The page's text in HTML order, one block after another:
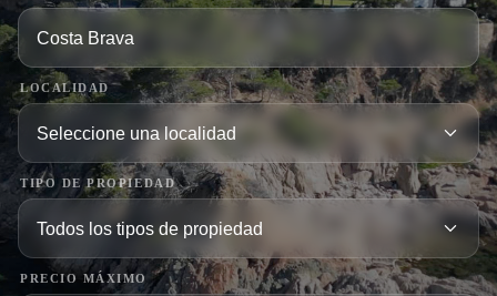
LOCALIDAD
TIPO DE PROPIEDAD
PRECIO MÁXIMO